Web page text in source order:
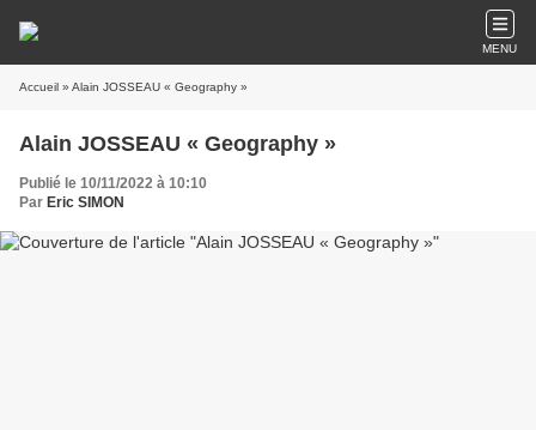
MENU
Accueil » Alain JOSSEAU « Geography »
Alain JOSSEAU « Geography »
Publié le 10/11/2022 à 10:10
Par Eric SIMON